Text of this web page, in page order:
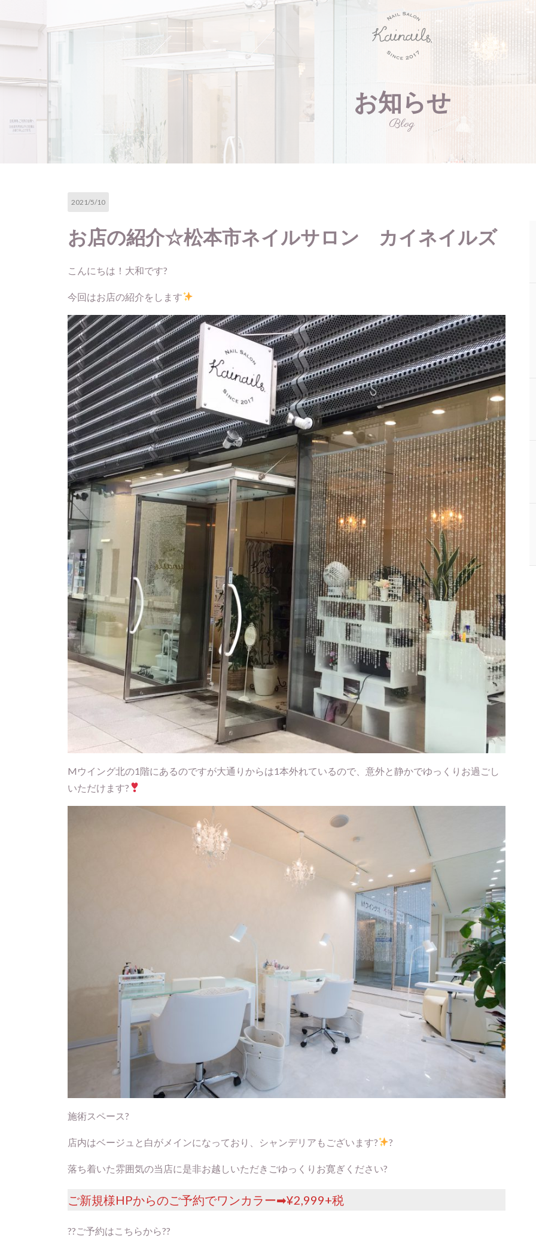
お知らせ
Blog
2021/5/10
お店の紹介☆松本市ネイルサロン カイネイルズ
こんにちは！大和です?
今回はお店の紹介をします
Mウイング北の1階にあるのですが大通りからは1本外れているので、意外と静かでゆっくりお過ごし
いただけます?
施術スペース?
店内はベージュと白がメインになっており、シャンデリアもございます? ?
落ち着いた雰囲気の当店に是非お越しいただきごゆっくりお寛ぎください?
ご新規様HPからのご予約でワンカラー➡︎¥2,999+税
??ご予約はこちらから??